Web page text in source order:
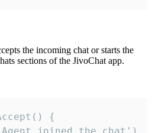
the incoming chat or starts the
sections of the JivoChat app.
{